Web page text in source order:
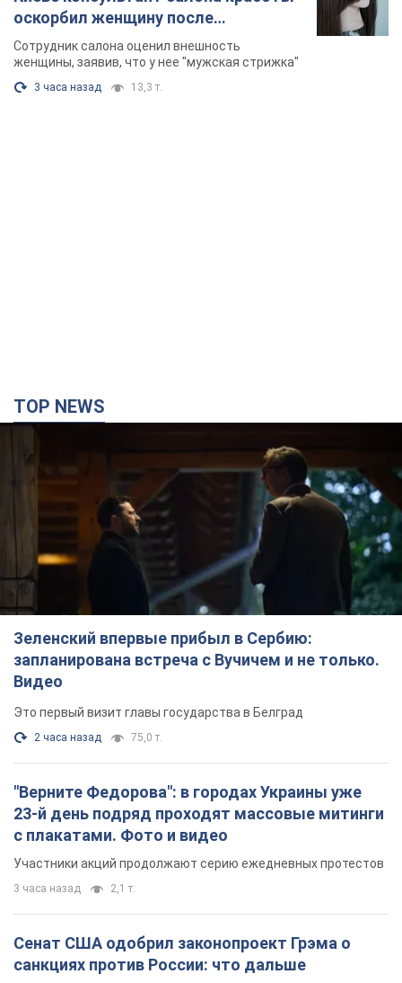
Зеленский впервые прибыл в Сербию:
запланирована встреча с Вучичем и не только.
Это первый визит главы государства в Белград
2 часа назад 75,0 т.
"Верните Федорова": в городах Украины уже
23-й день подряд проходят массовые митинги
с плакатами. Фото и видео
Участники акций продолжают серию ежедневных протестов
3 часа назад 2,1 т.
Сенат США одобрил законопроект Грэма о
санкциях против России: что дальше
3 часа назад 4,5 т.